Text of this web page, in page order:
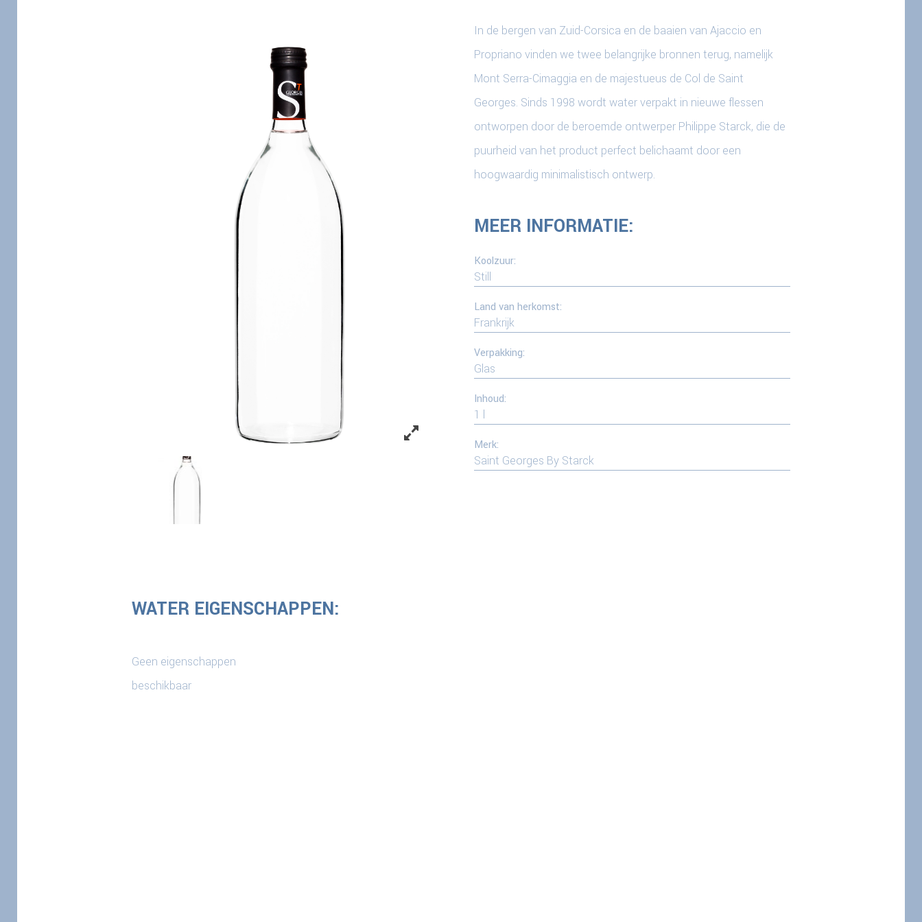
In de bergen van Zuid-Corsica en de baaien van Ajaccio en
Propriano vinden we twee belangrijke bronnen terug, namelijk
Mont Serra-Cimaggia en de majestueus de Col de Saint
Georges. Sinds 1998 wordt water verpakt in nieuwe flessen
ontworpen door de beroemde ontwerper Philippe Starck, die de
puurheid van het product perfect belichaamt door een
hoogwaardig minimalistisch ontwerp.
MEER INFORMATIE:
Koolzuur:
Still
Land van herkomst:
Frankrijk
Verpakking:
Glas
Inhoud:
1 l
Merk:
Saint Georges By Starck
WATER EIGENSCHAPPEN:
Geen eigenschappen
beschikbaar